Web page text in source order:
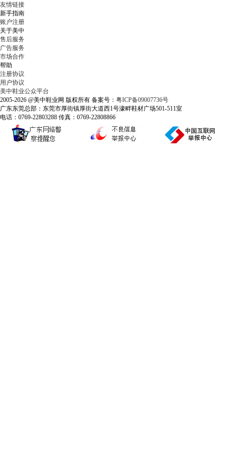
友情链接
新手指南
账户注册
关于美中
售后服务
广告服务
市场合作
帮助
注册协议
用户协议
美中鞋业公众平台
2005-2026 @美中鞋业网 版权所有 备案号： 粤ICP备09007736号
广东东莞总部：东莞市厚街镇厚街大道西1号濠畔鞋材广场501-511室
电话：0769-22803288 传真：0769-22808866